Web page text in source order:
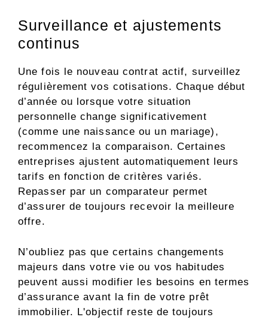
Surveillance et ajustements
continus
Une fois le nouveau contrat actif, surveillez
régulièrement vos cotisations. Chaque début
d’année ou lorsque votre situation
personnelle change significativement
(comme une naissance ou un mariage),
recommencez la comparaison. Certaines
entreprises ajustent automatiquement leurs
tarifs en fonction de critères variés.
Repasser par un comparateur permet
d’assurer de toujours recevoir la meilleure
offre.
N’oubliez pas que certains changements
majeurs dans votre vie ou vos habitudes
peuvent aussi modifier les besoins en termes
d’assurance avant la fin de votre prêt
immobilier. L'objectif reste de toujours